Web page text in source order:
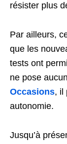
résister plus
Par ailleurs,
que les
tests ont
ne pose
Occasions, il
autonomie.
Jusqu’à